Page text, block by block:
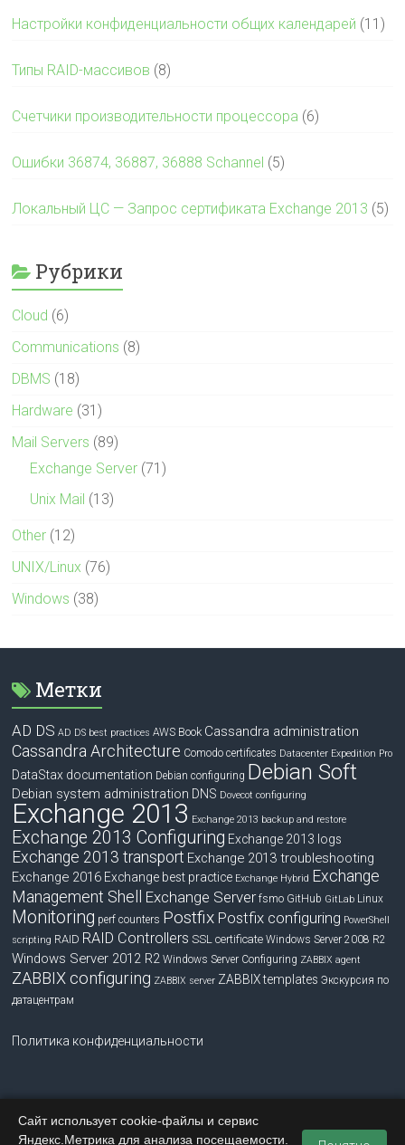
Настройки конфиденциальности общих календарей (11)
Типы RAID-массивов (8)
Счетчики производительности процессора (6)
Ошибки 36874, 36887, 36888 Schannel (5)
Локальный ЦС — Запрос сертификата Exchange 2013 (5)
Рубрики
Cloud (6)
Communications (8)
DBMS (18)
Hardware (31)
Mail Servers (89)
Exchange Server (71)
Unix Mail (13)
Other (12)
UNIX/Linux (76)
Windows (38)
Метки
AD DS AD DS best practices AWS Book Cassandra administration
Cassandra Architecture Comodo certificates Datacenter Expedition Pro
DataStax documentation Debian configuring Debian Soft
Debian system administration DNS Dovecot configuring
Exchange 2013 Exchange 2013 backup and restore
Exchange 2013 Configuring Exchange 2013 logs
Exchange 2013 transport Exchange 2013 troubleshooting
Exchange 2016 Exchange best practice Exchange Hybrid Exchange
Management Shell
Exchange Server fsmo GitHub GitLab Linux
Monitoring perf counters Postfix Postfix configuring PowerShell
scripting RAID RAID Controllers SSL certificate Windows Server 2008 R2
Windows Server 2012 R2 Windows Server Configuring ZABBIX agent
ZABBIX configuring ZABBIX server ZABBIX templates Экскурсия по
датацентрам
Политика конфиденциальности
Copyright © 2026blog.bissquit.com. Все права защищены.
Сайт использует cookie-файлы и сервис
Яндекс.Метрика для анализа посещаемости.